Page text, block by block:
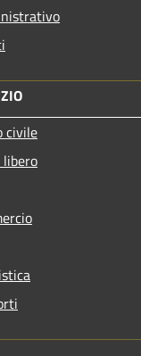
civile